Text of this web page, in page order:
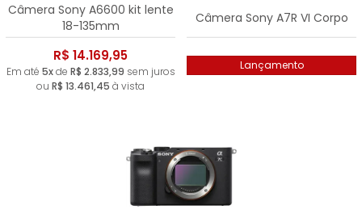
Câmera Sony A6600 kit lente
18-135mm
R$ 14.169,95
Em até 5xde R$ 2.833,99 sem juros
ou R$ 13.461,45 à vista
Câmera Sony A7R VI Corpo
Lançamento